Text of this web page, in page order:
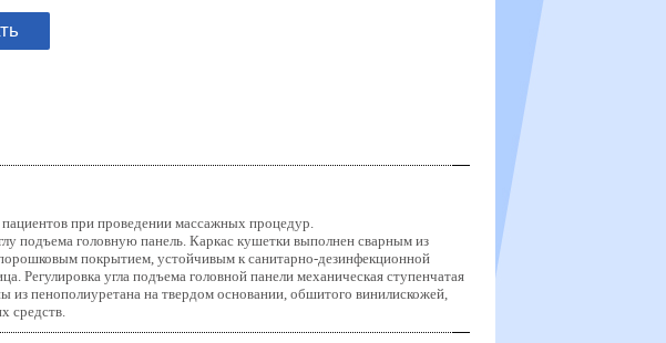
при проведении массажных процедур.
подъема головную панель. Каркас кушетки выполнен сварным из
покрытием, устойчивым к санитарно-дезинфекционной
Регулировка угла подъема головной панели механическая ступенчатая
из пенополиуретана на твердом основании, обшитого винилискожей,
средств.